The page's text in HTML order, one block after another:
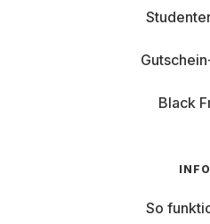
Black
So